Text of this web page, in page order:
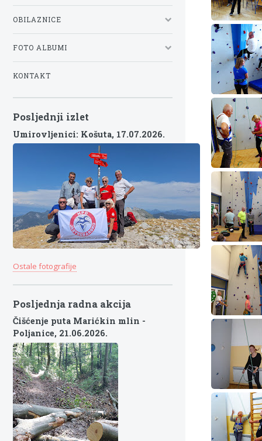
OBILAZNICE
FOTO ALBUMI
KONTAKT
Posljednji izlet
Umirovljenici: Košuta, 17.07.2026.
Ostale fotografije
Posljednja radna akcija
Čišćenje puta Marićkin mlin -
Poljanice, 21.06.2026.